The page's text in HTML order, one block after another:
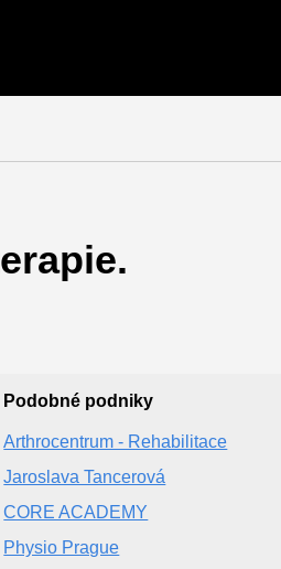
Podobné podniky
Arthrocentrum - Rehabilitace
Jaroslava Tancerová
CORE ACADEMY
Physio Prague